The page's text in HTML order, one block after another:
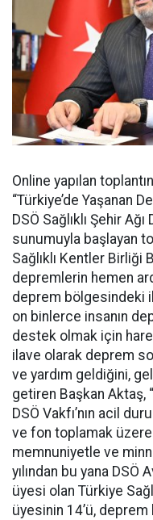
Online yapılan
“Türkiye’de Yaşanan
DSÖ Sağlıklı Şehir
sunumuyla başlayan
Sağlıklı Kentler Birliği
depremlerin hemen
deprem bölgesindeki
on binlerce insanın
destek olmak için
ilave olarak deprem
ve yardım geldiğini,
getiren Başkan Aktaş,
DSÖ Vakfı’nın acil
ve fon toplamak üzere
memnuniyetle ve
yılından bu yana DSÖ
üyesi olan Türkiye
üyesinin 14’ü,